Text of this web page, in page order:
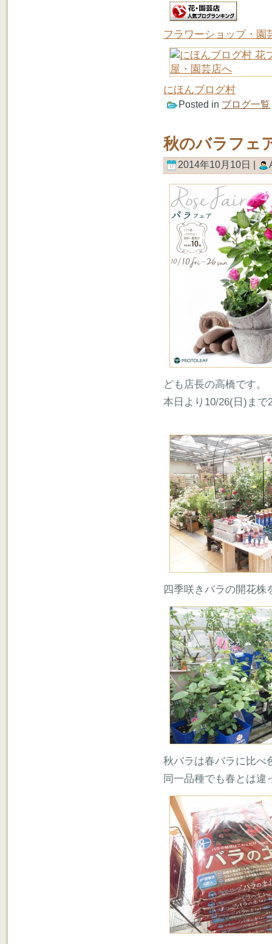
フラワーショップ・園
にほんブログ村
Posted in ブログ一覧
秋のバラフェ
2014年10月10日 |
ども店長の高橋です。
本日より10/26(日)ま
四季咲きバラの開花株
秋バラは春バラに比べ
同一品種でも春とは違